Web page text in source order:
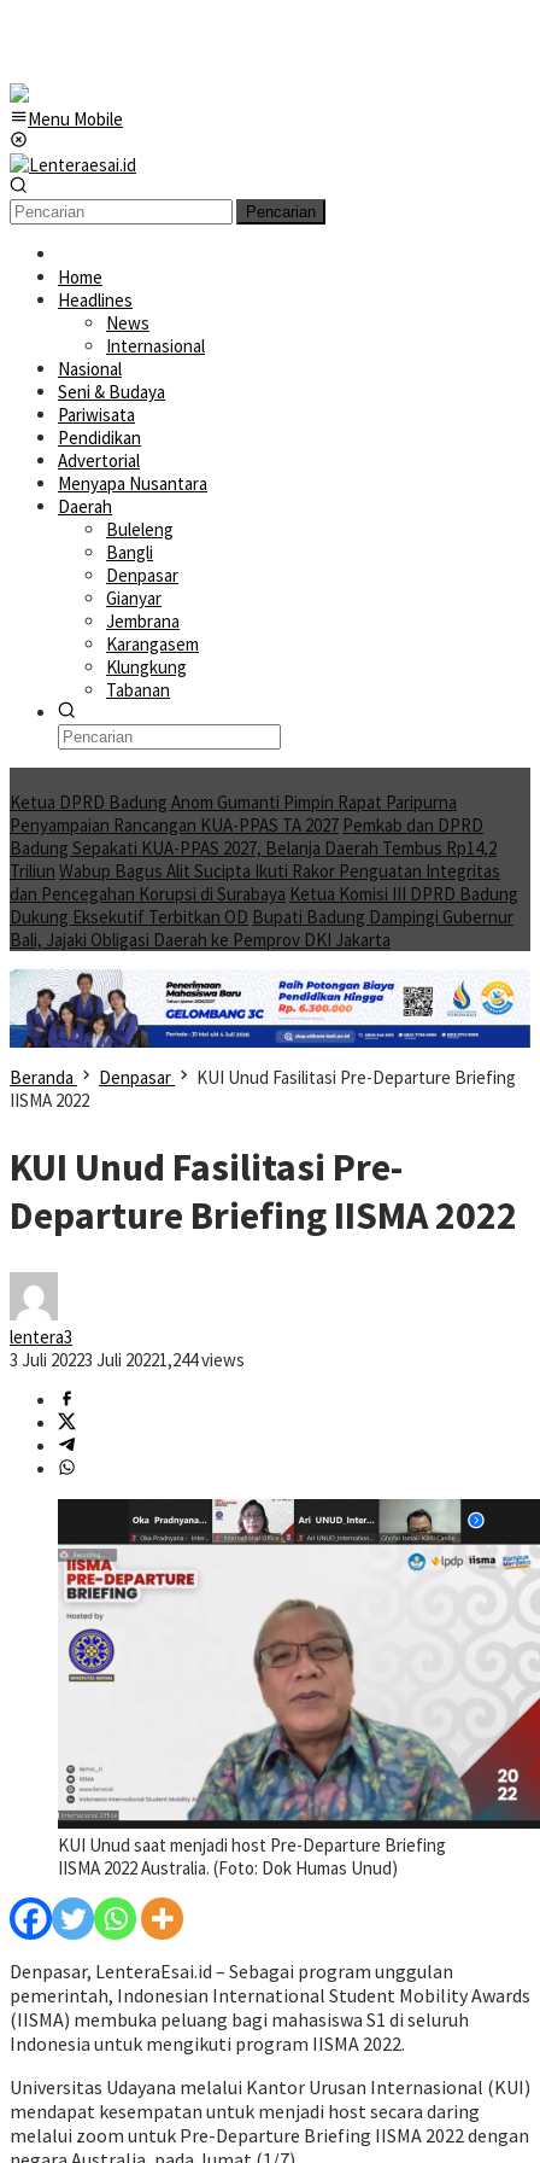
Menu Mobile
Pencarian
Home
Headlines
News
Internasional
Nasional
Seni & Budaya
Pariwisata
Pendidikan
Advertorial
Menyapa Nusantara
Daerah
Buleleng
Bangli
Denpasar
Gianyar
Jembrana
Karangasem
Klungkung
Tabanan
Ketua DPRD Badung Anom Gumanti Pimpin Rapat Paripurna
Penyampaian Rancangan KUA-PPAS TA 2027 Pemkab dan DPRD
Badung Sepakati KUA-PPAS 2027, Belanja Daerah Tembus Rp14,2
Triliun Wabup Bagus Alit Sucipta Ikuti Rakor Penguatan Integritas
dan Pencegahan Korupsi di Surabaya Ketua Komisi III DPRD Badung
Dukung Eksekutif Terbitkan OD Bupati Badung Dampingi Gubernur
Bali, Jajaki Obligasi Daerah ke Pemprov DKI Jakarta
Beranda Denpasar
KUI Unud Fasilitasi Pre-Departure Briefing
IISMA 2022
KUI Unud Fasilitasi Pre-
Departure Briefing IISMA 2022
lentera3
3 Juli 20223 Juli 20221,244 views
KUI Unud saat menjadi host Pre-Departure Briefing
IISMA 2022 Australia. (Foto: Dok Humas Unud)
Denpasar, LenteraEsai.id – Sebagai program unggulan
pemerintah, Indonesian International Student Mobility Awards
(IISMA) membuka peluang bagi mahasiswa S1 di seluruh
Indonesia untuk mengikuti program IISMA 2022.
Universitas Udayana melalui Kantor Urusan Internasional (KUI)
mendapat kesempatan untuk menjadi host secara daring
melalui zoom untuk Pre-Departure Briefing IISMA 2022 dengan